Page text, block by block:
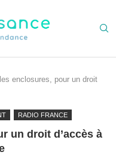
enclosures, pour un droit
RADIO FRANCE
un droit d’accès à